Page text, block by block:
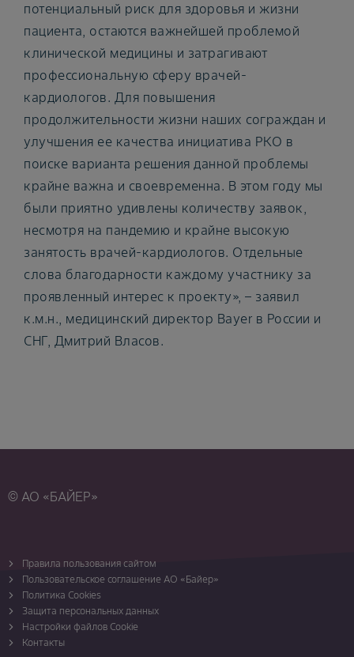
потенциальный риск для здоровья и жизни
пациента, остаются важнейшей проблемой
клинической медицины и затрагивают
профессиональную сферу врачей-
кардиологов. Для повышения
продолжительности жизни наших сограждан и
улучшения ее качества инициатива РКО в
поиске варианта решения данной проблемы
крайне важна и своевременна. В этом году мы
были приятно удивлены количеству заявок,
несмотря на пандемию и крайне высокую
занятость врачей-кардиологов. Отдельные
слова благодарности каждому участнику за
проявленный интерес к проекту», – заявил
к.м.н., медицинский директор Bayer в России и
СНГ, Дмитрий Власов.
© АО «БАЙЕР»
Правила пользования сайтом
Пользовательское соглашение АО «Байер»
Политика Cookies
Защита персональных данных
Настройки файлов Cookie
Контакты